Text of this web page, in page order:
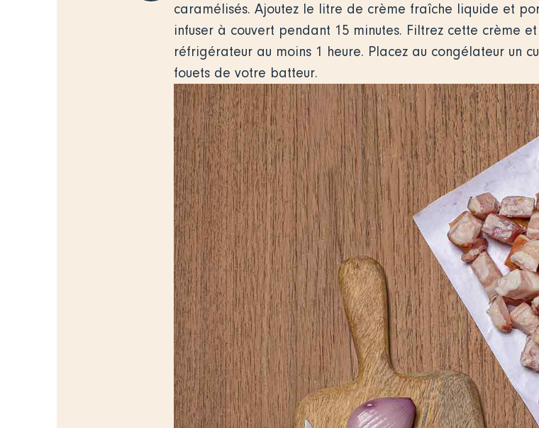
caramélisés. Ajoutez le litre de crème fraîche liquide et
infuser à couvert pendant 15 minutes. Filtrez cette crème
réfrigérateur au moins 1 heure. Placez au congélateur un
fouets de votre batteur.